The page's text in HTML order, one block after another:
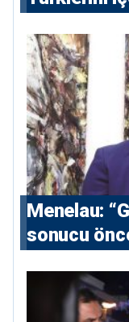
Menelau:
sonucu